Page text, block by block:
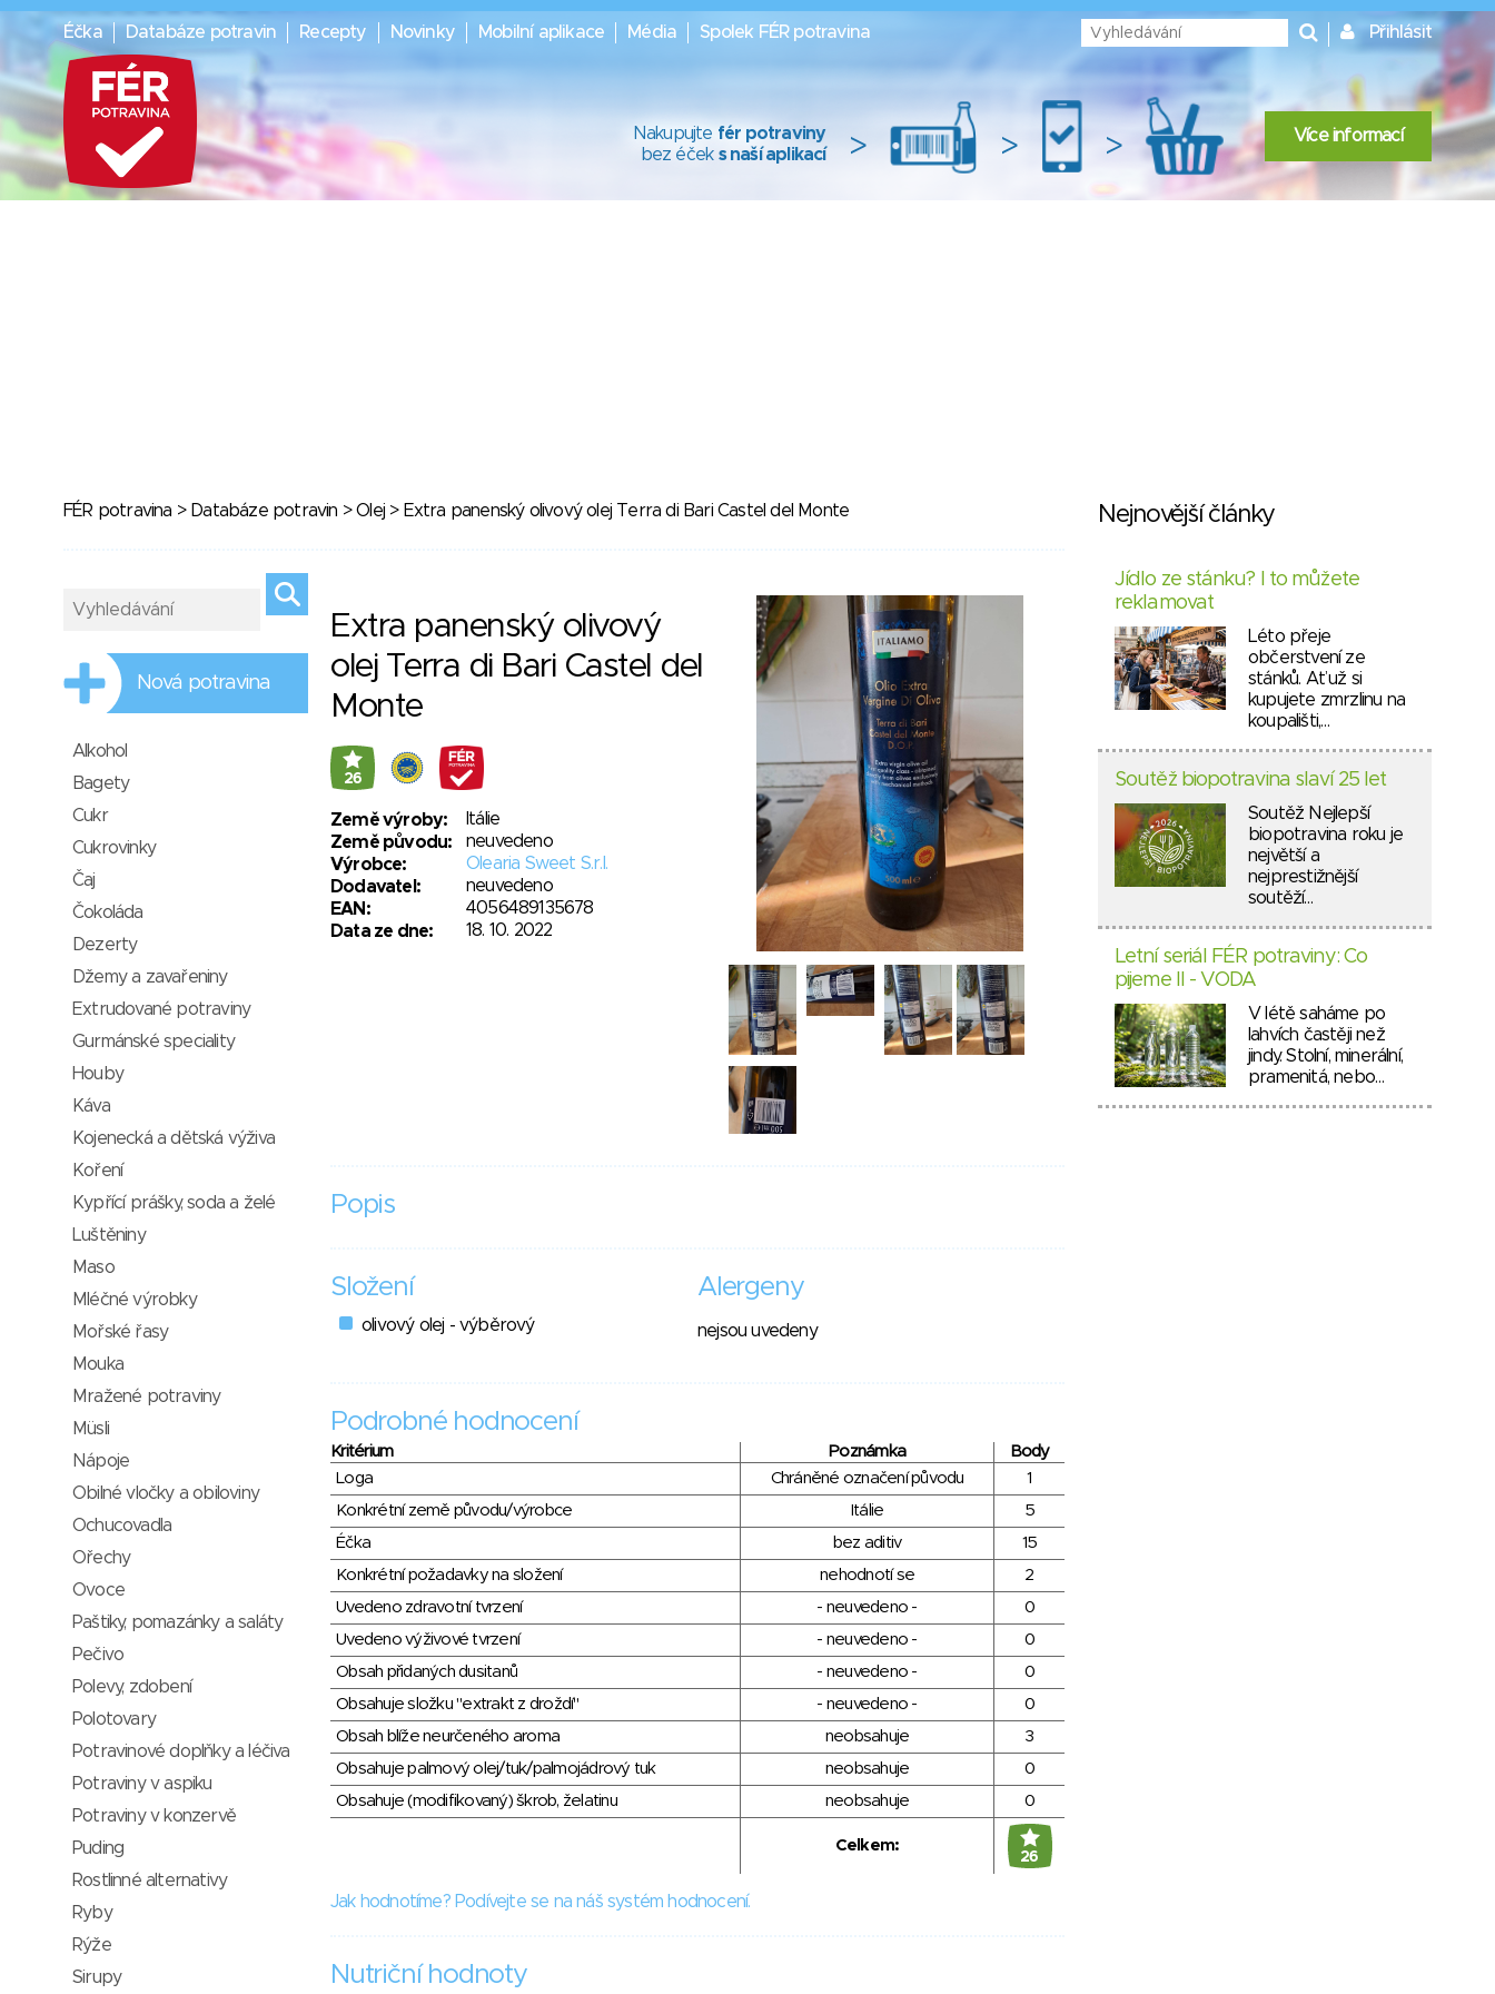
Éčka Databáze potravin Recepty Novinky Mobilní aplikace Média Spolek FÉR potravina Přihlásit
Nakupujte fér potraviny
bez éček s naší aplikací > > > Více informací
FÉR potravina > Databáze potravin >Olej > Extra panenský olivový olej Terra di Bari Castel del Monte
Extra panenský olivový
olej Terra di Bari Castel del
Monte
26
Země výroby:
Itálie
Země původu:
neuvedeno
Výrobce:
Olearia Sweet S.r.l.
Dodavatel:
neuvedeno
EAN:
4056489135678
Data ze dne:
18. 10. 2022
Popis
Složení
olivový olej - výběrový
Alergeny
nejsou uvedeny
Podrobné hodnocení
Kritérium Poznámka
Body
Loga
Chráněné označení původu
1
Konkrétní země původu/výrobce
Itálie
5
Éčka
bez aditiv
15
Konkrétní požadavky na složení
nehodnotí se
2
Uvedeno zdravotní tvrzení
- neuvedeno -
0
Uvedeno výživové tvrzení
- neuvedeno -
0
Obsah přidaných dusitanů
- neuvedeno -
0
Obsahuje složku "extrakt z droždí"
- neuvedeno -
0
Obsah blíže neurčeného aroma
neobsahuje
3
Obsahuje palmový olej/tuk/palmojádrový tuk
neobsahuje
0
Obsahuje (modifikovaný) škrob, želatinu
neobsahuje 0
Celkem:
26
Jak hodnotíme? Podívejte se na náš systém hodnocení.
Nutriční hodnoty
Nová potravina
Alkohol
Bagety
Cukr
Cukrovinky
Čaj
Čokoláda
Dezerty
Džemy a zavařeniny
Extrudované potraviny
Gurmánské speciality
Houby
Káva
Kojenecká a dětská výživa
Koření
Kypřící prášky, soda a želé
Luštěniny
Maso
Mléčné výrobky
Mořské řasy
Mouka
Mražené potraviny
Müsli
Nápoje
Obilné vločky a obiloviny
Ochucovadla
Ořechy
Ovoce
Paštiky, pomazánky a saláty
Pečivo
Polevy, zdobení
Polotovary
Potravinové doplňky a léčiva
Potraviny v aspiku
Potraviny v konzervě
Puding
Rostlinné alternativy
Ryby
Rýže
Sirupy
Nejnovější články
Jídlo ze stánku? I to můžete
reklamovat
Léto přeje
občerstvení ze
stánků. Ať už si
kupujete zmrzlinu na
koupališti,…
Soutěž biopotravina slaví 25 let
Soutěž Nejlepší
biopotravina roku je
největší a
nejprestižnější
soutěží…
Letní seriál FÉR potraviny: Co
pijeme II - VODA
V létě saháme po
lahvích častěji než
jindy. Stolní, minerální,
pramenitá, nebo…